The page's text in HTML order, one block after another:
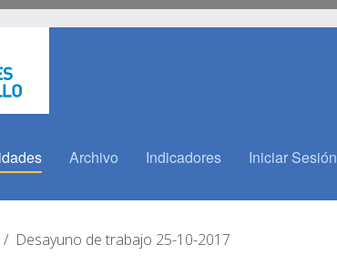
Archivo Indicadores Iniciar Sesión
Desayuno de trabajo 25-10-2017